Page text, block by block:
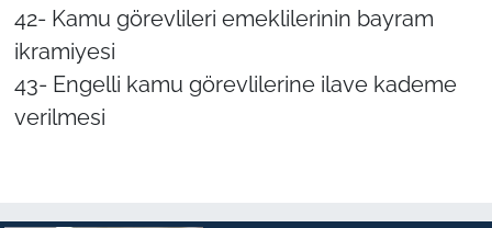
42- Kamu görevlileri emeklilerinin bayram
ikramiyesi
43- Engelli kamu görevlilerine ilave kademe
verilmesi